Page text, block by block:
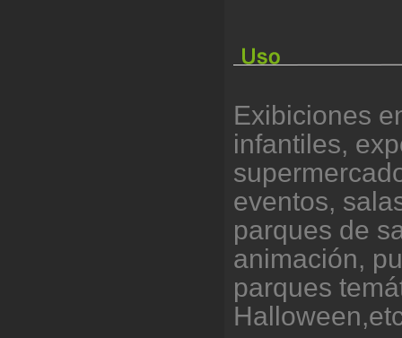
Exibiciones
infantiles,
eventos,
parques de
animación,
parques